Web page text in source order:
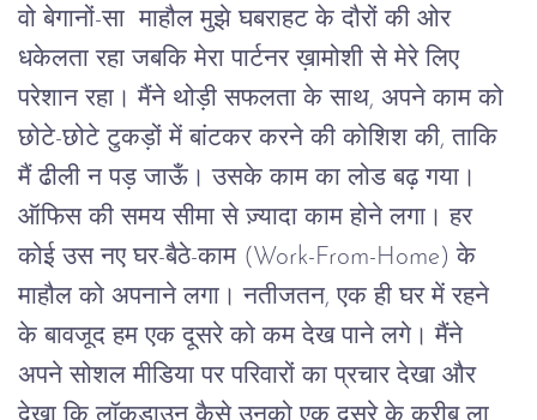
वो बेगानों-सा माहौल मुझे घबराहट के दौरों की ओर
धकेलता रहा जबकि मेरा पार्टनर ख़ामोशी से मेरे लिए
परेशान रहा। मैंने थोड़ी सफलता के साथ, अपने काम को
छोटे-छोटे टुकड़ों में बांटकर करने की कोशिश की, ताकि
मैं ढीली न पड़ जाऊँ। उसके काम का लोड बढ़ गया।
ऑफिस की समय सीमा से ज़्यादा काम होने लगा। हर
कोई उस नए घर-बैठे-काम (Work-From-Home) के
माहौल को अपनाने लगा। नतीजतन, एक ही घर में रहने
के बावजूद हम एक दूसरे को कम देख पाने लगे। मैंने
अपने सोशल मीडिया पर परिवारों का प्रचार देखा और